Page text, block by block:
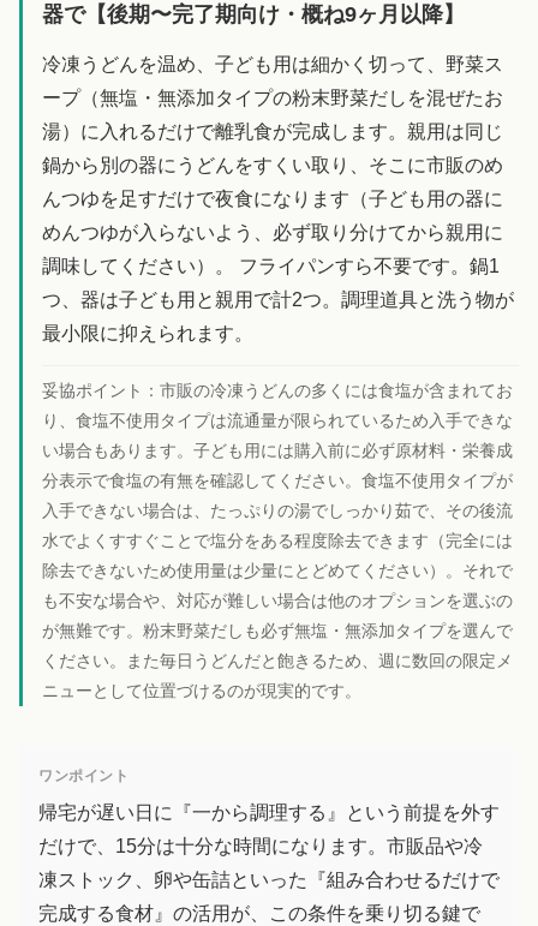
器で【後期〜完了期向け・概ね9ヶ月以降】
冷凍うどんを温め、子ども用は細かく切って、野菜ス
ープ（無塩・無添加タイプの粉末野菜だしを混ぜたお
湯）に入れるだけで離乳食が完成します。親用は同じ
鍋から別の器にうどんをすくい取り、そこに市販のめ
んつゆを足すだけで夜食になります（子ども用の器に
めんつゆが入らないよう、必ず取り分けてから親用に
調味してください）。 フライパンすら不要です。鍋1
つ、器は子ども用と親用で計2つ。調理道具と洗う物が
最小限に抑えられます。
妥協ポイント： 市販の冷凍うどんの多くには食塩が含まれてお
り、食塩不使用タイプは流通量が限られているため入手できな
い場合もあります。子ども用には購入前に必ず原材料・栄養成
分表示で食塩の有無を確認してください。食塩不使用タイプが
入手できない場合は、たっぷりの湯でしっかり茹で、その後流
水でよくすすぐことで塩分をある程度除去できます（完全には
除去できないため使用量は少量にとどめてください）。それで
も不安な場合や、対応が難しい場合は他のオプションを選ぶの
が無難です。粉末野菜だしも必ず無塩・無添加タイプを選んで
ください。また毎日うどんだと飽きるため、週に数回の限定メ
ニューとして位置づけるのが現実的です。
ワンポイント
帰宅が遅い日に『一から調理する』という前提を外す
だけで、15分は十分な時間になります。市販品や冷
凍ストック、卵や缶詰といった『組み合わせるだけで
完成する食材』の活用が、この条件を乗り切る鍵で